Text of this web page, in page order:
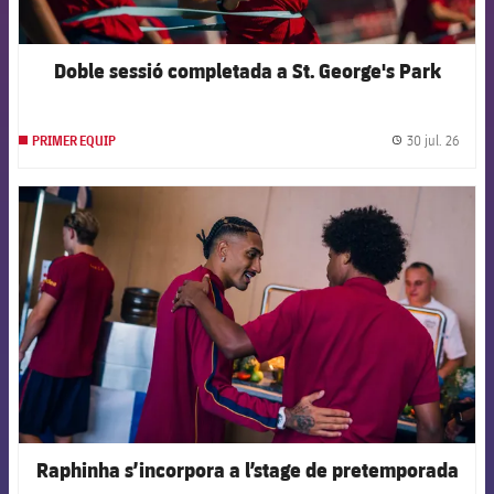
Doble sessió completada a St. George's Park
PRIMER EQUIP 30 jul. 26
Raphinha s’incorpora a l’stage de pretemporada